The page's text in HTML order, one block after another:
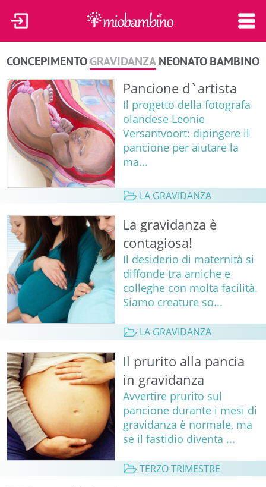
CONCEPIMENTO GRAVIDANZA NEONATO BAMBINO
Pancione d`artista
Il progetto della fotografa
olandese Leonie
Versantvoort: dipingere il
pancione per aiutare la
ma...
LA GRAVIDANZA
La gravidanza è
contagiosa!
Il desiderio di maternità si
diffonde tra amiche e
colleghe con molta facilità.
Siamo creature so...
LA GRAVIDANZA
Il prurito alla pancia
in gravidanza
Avvertire prurito sul
pancione durante i mesi di
gravidanza è normale, ma
se il fastidio diventa ...
TERZO TRIMESTRE